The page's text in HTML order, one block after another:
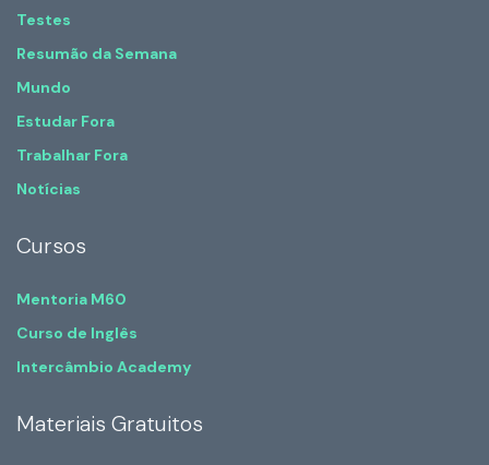
Testes
Resumão da Semana
Mundo
Estudar Fora
Trabalhar Fora
Notícias
Cursos
Mentoria M60
Curso de Inglês
Intercâmbio Academy
Materiais Gratuitos